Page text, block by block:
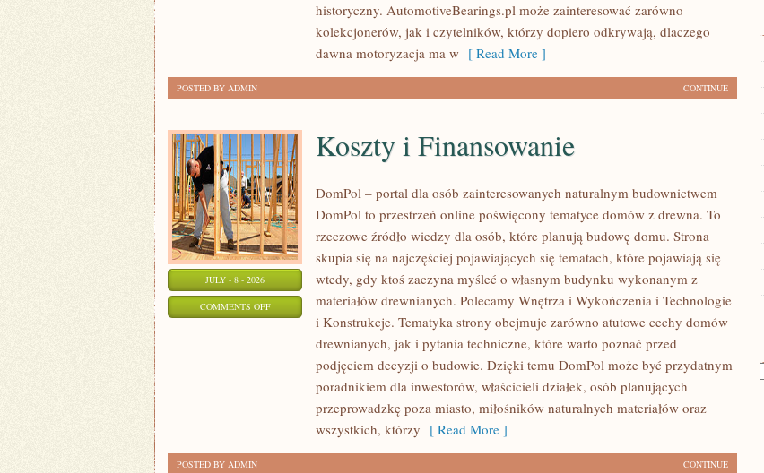
historyczny. AutomotiveBearings.pl może zainteresować zarówno
kolekcjonerów, jak i czytelników, którzy dopiero odkrywają, dlaczego
dawna motoryzacja ma w [ Read More ]
CONTINUE
POSTED BY ADMIN
JULY - 8 - 2026
COMMENTS OFFON
FINANSOWANIE
Koszty i Finansowanie
DomPol – portal dla osób zainteresowanych naturalnym budownictwem
DomPol to przestrzeń online poświęcony tematyce domów z drewna. To
rzeczowe źródło wiedzy dla osób, które planują budowę domu. Strona
skupia się na najczęściej pojawiających się tematach, które pojawiają się
wtedy, gdy ktoś zaczyna myśleć o własnym budynku wykonanym z
materiałów drewnianych. Polecamy Wnętrza i Wykończenia i Technologie
i Konstrukcje. Tematyka strony obejmuje zarówno atutowe cechy domów
drewnianych, jak i pytania techniczne, które warto poznać przed
podjęciem decyzji o budowie. Dzięki temu DomPol może być przydatnym
poradnikiem dla inwestorów, właścicieli działek, osób planujących
przeprowadzkę poza miasto, miłośników naturalnych materiałów oraz
wszystkich, którzy [ Read More ]
CONTINUE
POSTED BY ADMIN